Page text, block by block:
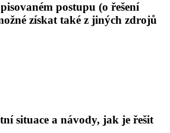
postupu (o řešení
získat také z jiných zdrojů
situace a návody, jak je řešit